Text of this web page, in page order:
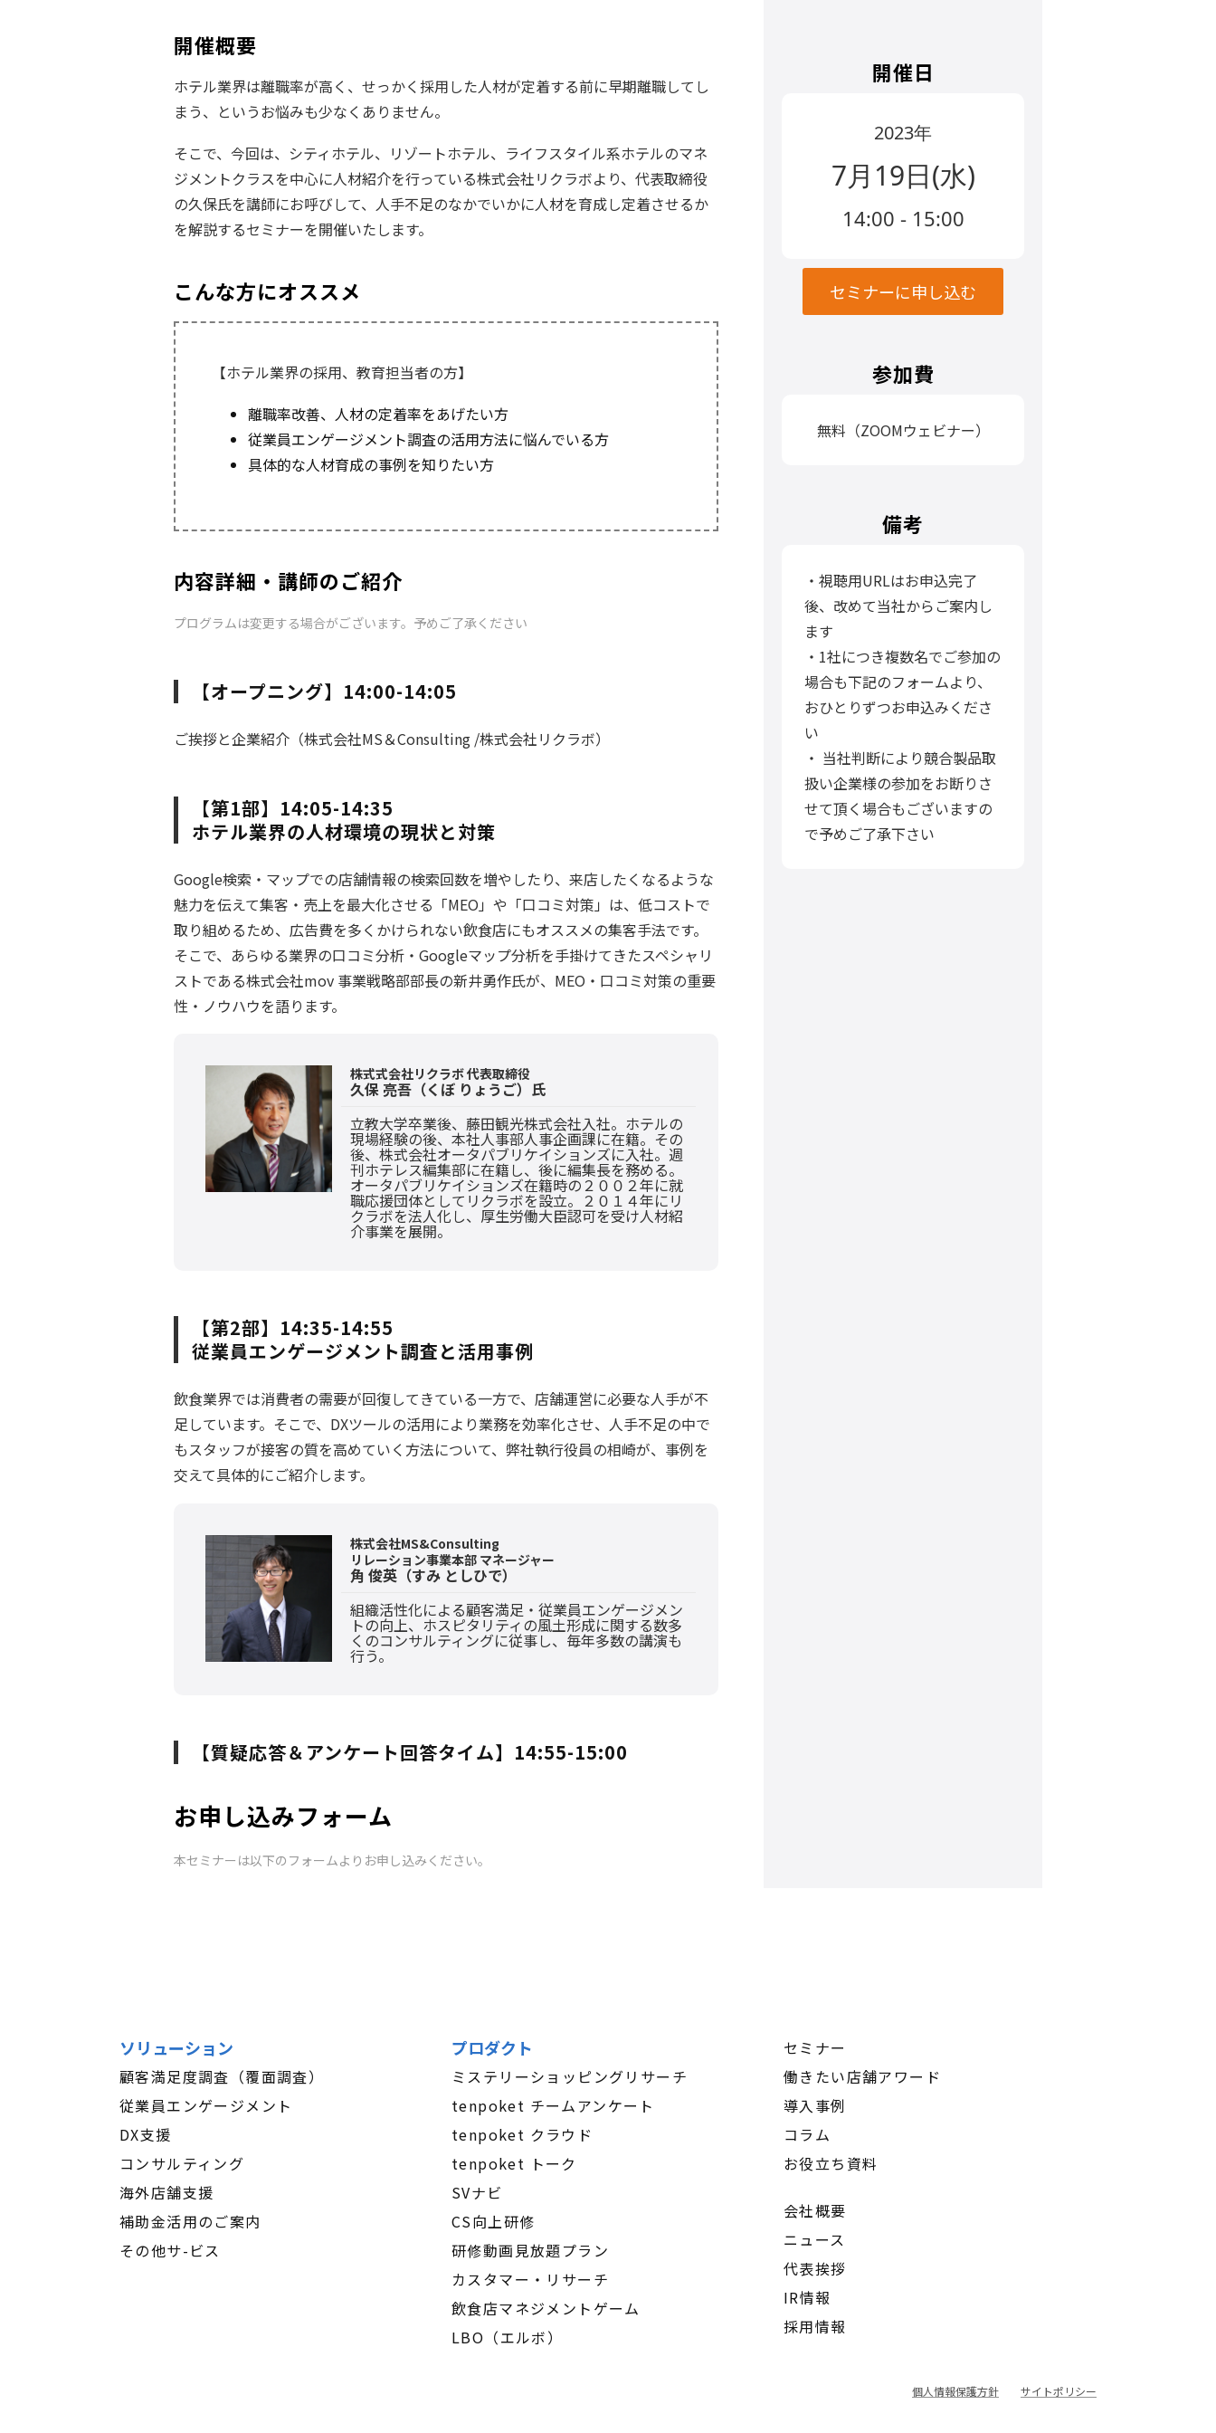
開催概要
ホテル業界は離職率が高く、せっかく採用した人材が定着する前に早期離職してし
まう、というお悩みも少なくありません。
そこで、今回は、シティホテル、リゾートホテル、ライフスタイル系ホテルのマネ
ジメントクラスを中心に人材紹介を行っている株式会社リクラボより、代表取締役
の久保氏を講師にお呼びして、人手不足のなかでいかに人材を育成し定着させるか
を解説するセミナーを開催いたします。
こんな方にオススメ
【ホテル業界の採用、教育担当者の方】
離職率改善、人材の定着率をあげたい方
従業員エンゲージメント調査の活用方法に悩んでいる方
具体的な人材育成の事例を知りたい方
内容詳細・講師のご紹介
プログラムは変更する場合がございます。予めご了承ください
【オープニング】14:00-14:05
ご挨拶と企業紹介（株式会社MS＆Consulting /株式会社リクラボ）
【第1部】14:05-14:35
ホテル業界の人材環境の現状と対策
Google検索・マップでの店舗情報の検索回数を増やしたり、来店したくなるような
魅力を伝えて集客・売上を最大化させる「MEO」や「口コミ対策」は、低コストで
取り組めるため、広告費を多くかけられない飲食店にもオススメの集客手法です。
そこで、あらゆる業界の口コミ分析・Googleマップ分析を手掛けてきたスペシャリ
ストである株式会社mov 事業戦略部部長の新井勇作氏が、MEO・口コミ対策の重要
性・ノウハウを語ります。
株式式会社リクラボ 代表取締役
久保 亮吾（くぼ りょうご）氏
立教大学卒業後、藤田観光株式会社入社。ホテルの
現場経験の後、本社人事部人事企画課に在籍。その
後、株式会社オータパブリケイションズに入社。週
刊ホテレス編集部に在籍し、後に編集長を務める。
オータパブリケイションズ在籍時の２００２年に就
職応援団体としてリクラボを設立。２０１４年にリ
クラボを法人化し、厚生労働大臣認可を受け人材紹
介事業を展開。
【第2部】14:35-14:55
従業員エンゲージメント調査と活用事例
飲食業界では消費者の需要が回復してきている一方で、店舗運営に必要な人手が不
足しています。そこで、DXツールの活用により業務を効率化させ、人手不足の中で
もスタッフが接客の質を高めていく方法について、弊社執行役員の相崎が、事例を
交えて具体的にご紹介します。
株式会社MS&Consulting
リレーション事業本部 マネージャー
角 俊英（すみ としひで）
組織活性化による顧客満足・従業員エンゲージメン
トの向上、ホスピタリティの風土形成に関する数多
くのコンサルティングに従事し、毎年多数の講演も
行う。
【質疑応答＆アンケート回答タイム】14:55-15:00
お申し込みフォーム
本セミナーは以下のフォームよりお申し込みください。
開催日
2023年
7月19日(水)
14:00 - 15:00
セミナーに申し込む
参加費
無料（ZOOMウェビナー）
備考
・視聴用URLはお申込完了
後、改めて当社からご案内し
ます
・1社につき複数名でご参加の
場合も下記のフォームより、
おひとりずつお申込みくださ
い
・ 当社判断により競合製品取
扱い企業様の参加をお断りさ
せて頂く場合もございますの
で予めご了承下さい
ソリューション
顧客満足度調査（覆面調査）
従業員エンゲージメント
DX支援
コンサルティング
海外店舗支援
補助金活用のご案内
その他サ-ビス
プロダクト
ミステリーショッピングリサーチ
tenpoket チームアンケート
tenpoket クラウド
tenpoket トーク
SVナビ
CS向上研修
研修動画見放題プラン
カスタマー・リサーチ
飲食店マネジメントゲーム
LBO（エルボ）
セミナー
働きたい店舗アワード
導入事例
コラム
お役立ち資料
会社概要
ニュース
代表挨拶
IR情報
採用情報
個人情報保護方針 サイトポリシー